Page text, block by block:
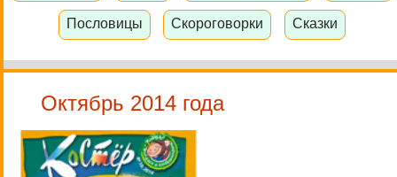
Пословицы Скороговорки Сказки
Октябрь 2014 года